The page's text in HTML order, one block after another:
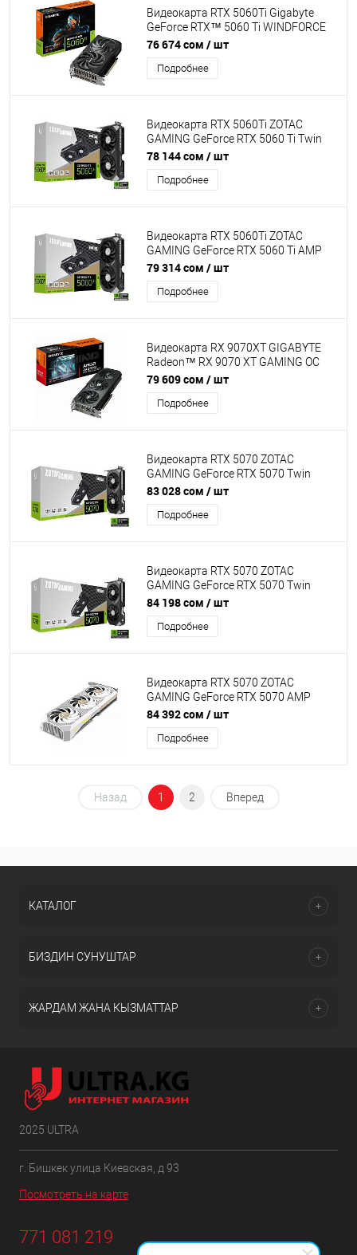
Видеокарта RTX 5060Ti Gigabyte
GeForce RTX™ 5060 Ti WINDFORCE
MAX OC 16GB GDDR7, Engine clock
2587MHz, Memory clock 28000MHz,
128Bit, 3xDP, HDMI [GV-
76 674 сом / шт
Подробнее
Видеокарта RTX 5060Ti ZOTAC
GAMING GeForce RTX 5060 Ti Twin
Edge OC 16GB GDDR7, Engine clock
2602MHz, Memory clock 28000MHz,
128Bit, 3xDP, HDMI [ZT-B50620H-10M]
78 144 сом / шт
Подробнее
Видеокарта RTX 5060Ti ZOTAC
GAMING GeForce RTX 5060 Ti AMP
16GB GDDR7, Engine clock 2632MHz,
Memory clock 28000MHz, 128Bit,
3xDP, HDMI [ZT-B50620F-10M]
79 314 сом / шт
Подробнее
Видеокарта RX 9070XT GIGABYTE
Radeon™ RX 9070 XT GAMING OC
16GB GDDR6, Engine clock up
3060MHz, Memory clock 20000MHz,
256Bit, 2xDP, 2xHDMI [GV-
79 609 сом / шт
Подробнее
Видеокарта RTX 5070 ZOTAC
GAMING GeForce RTX 5070 Twin
Edge 12GB GDDR7, Engine clock
2512MHz, Memory clock 28000MHz,
192Bit, 3xDP, HDMI [ZT-B50700E-10P]
83 028 сом / шт
Подробнее
Видеокарта RTX 5070 ZOTAC
GAMING GeForce RTX 5070 Twin
Edge OC 12GB GDDR7, Engine clock
2542MHz, Memory clock 28000MHz,
192Bit, 3xDP, HDMI ZT-B50700H-10P]
84 198 сом / шт
Подробнее
Видеокарта RTX 5070 ZOTAC
GAMING GeForce RTX 5070 AMP
White Edition 12GB GDDR7, Engine
clock 2587MHz, Memory clock
28000MHz, 192Bit, 3xDP, HDMI [ZT-
84 392 сом / шт
Подробнее
Назад 1 2 Вперед
КАТАЛОГ
БИЗДИН СУНУШТАР
ЖАРДАМ ЖАНА КЫЗМАТТАР
2025 ULTRA
г. Бишкек улица Киевская, д 93
Посмотреть на карте
771 081 219